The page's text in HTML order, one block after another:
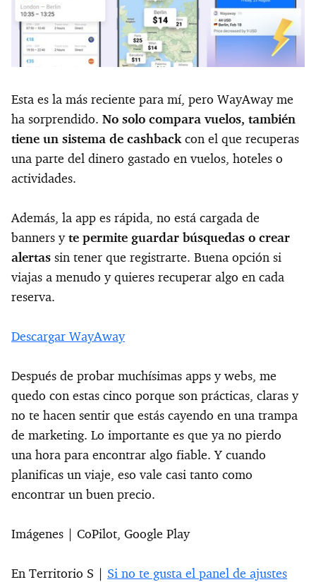
Esta es la más reciente para mí, pero WayAway me
ha sorprendido. No solo compara vuelos, también
tiene un sistema de cashbackcon el que recuperas
una parte del dinero gastado en vuelos, hoteles o
actividades.
Además, la app es rápida, no está cargada de
banners yte permite guardar búsquedas o crear
alertas sin tener que registrarte. Buena opción si
viajas a menudo y quieres recuperar algo en cada
reserva.
Descargar WayAway
Después de probar muchísimas apps y webs, me
quedo con estas cinco porque son prácticas, claras y
no te hacen sentir que estás cayendo en una trampa
de marketing. Lo importante es que ya no pierdo
una hora para encontrar algo fiable. Y cuando
planificas un viaje, eso vale casi tanto como
encontrar un buen precio.
Imágenes | CoPilot, Google Play
En Territorio S | Si no te gusta el panel de ajustes